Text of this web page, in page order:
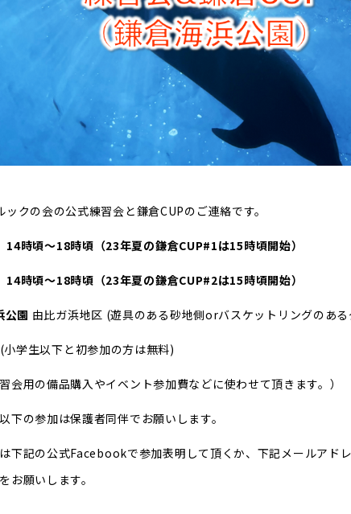
ックの会の公式練習会と鎌倉CUPのご連絡です。
時頃～18時頃（23年夏の鎌倉CUP#1は15時頃開始）
時頃～18時頃（23年夏の鎌倉CUP#2は15時頃開始）
公園 由比ガ浜地区 (遊具のある砂地側orバスケットリングのあ
(小学生以下と初参加の方は無料)
習会用の備品購入やイベント参加費などに使わせて頂きます。）
下の参加は保護者同伴でお願いします。
下記の公式Facebookで参加表明して頂くか、下記メールアド
お願いします。